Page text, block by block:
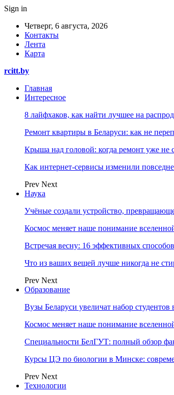
Sign in
Четверг, 6 августа, 2026
Контакты
Лента
Карта
rcitt.by
Главная
Интересное
8 лайфхаков, как найти лучшее на
Ремонт квартиры в Беларуси: как не
Крыша над головой: когда ремонт уже не
Как интернет-сервисы изменили
Prev Next
Наука
Учёные создали устройство,
Космос меняет наше понимание
Встречая весну: 16 эффективных
Что из ваших вещей лучше никогда не
Prev Next
Образование
Вузы Беларуси увеличат набор студентов
Космос меняет наше понимание
Специальности БелГУТ: полный обзор
Курсы ЦЭ по биологии в Минске:
Prev Next
Технологии